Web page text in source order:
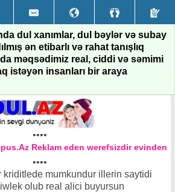
dul xanımlar, dul bəylər və subay
ən etibarlı və rahat tanışlıq
məqsədimiz real, ciddi və səmimi
istəyən insanları bir araya
••••
Reklam eden werefsizdir evinden
••••
kriditlede mumkundur illerin saytidi
olub real alici buyursun